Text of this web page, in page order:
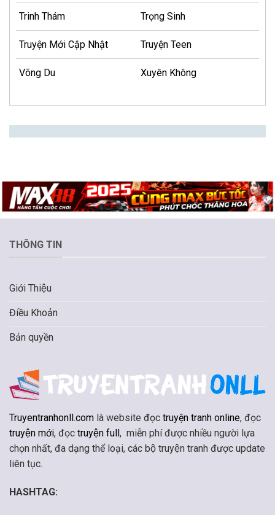
Trinh Thám Trọng Sinh
Truyện Mới Cập Nhật Truyện Teen
Võng Du Xuyên Không
THÔNG TIN
Giới Thiệu
Điều Khoản
Bản quyền
Truyentranhonll.com là website đọc truyện tranh online, đọc
truyện mới, đọc truyện full , miễn phí được nhiều người lựa
chọn nhất, đa dạng thể loại, các bộ truyện tranh được update
liên tục.
HASHTAG: